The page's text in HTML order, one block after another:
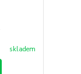
skladem